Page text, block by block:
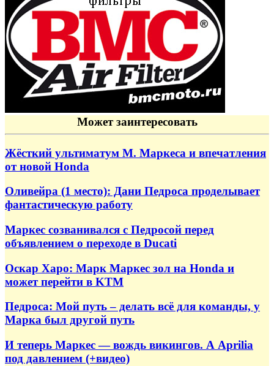
Может заинтересовать
Жёсткий ультиматум М. Маркеса и впечатления
от новой Honda
Оливейра (1 место): Дани Педроса проделывает
фантастическую работу
Маркес созванивался с Педросой перед
объявлением о переходе в Ducati
Оскар Харо: Марк Маркес зол на Honda и
может перейти в KTM
Педроса: Мой путь – делать всё для команды, у
Марка был другой путь
И теперь Маркес — вождь викингов. А Aprilia
под давлением (+видео)